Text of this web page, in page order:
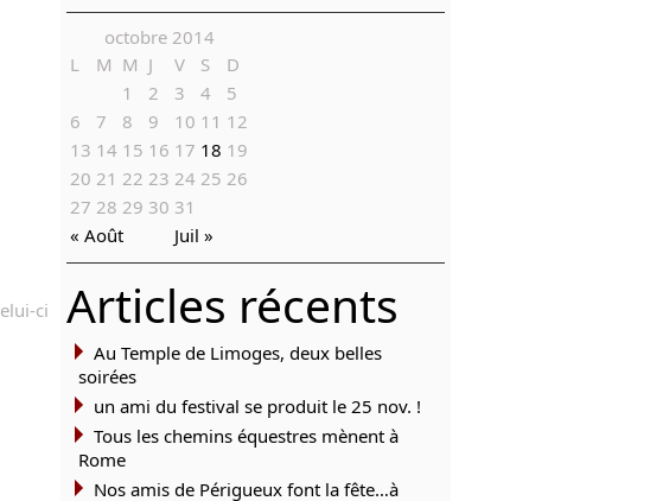
octobre 2014
L
M M J V S D
« Août Juil »
1 2 3 4
5
6
7 8 9 10 11 12
13 14 15 16 17 18 19
20 21 22 23 24 25 26
27 28 29 30 31
Articles récents
Au Temple de Limoges, deux belles
soirées
un ami du festival se produit le 25 nov. !
Tous les chemins équestres mènent à
Rome
Nos amis de Périgueux font la fête…à
ci